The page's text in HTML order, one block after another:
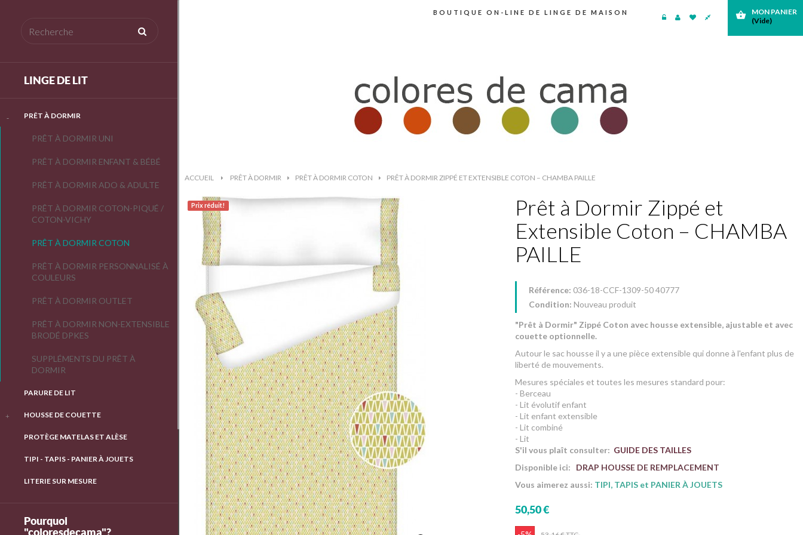
BOUTIQUE ON-LINE DE LINGE DE MAISON shopping_basket
MON PANIER
(Vide)
LINGE DE LIT
PRÊT À DORMIR
PRÊT À DORMIR UNI
PRÊT À DORMIR ENFANT & BÉBÉ
PRÊT À DORMIR ADO & ADULTE
PRÊT À DORMIR COTON-PIQUÉ /
COTON-VICHY
PRÊT À DORMIR COTON
PRÊT À DORMIR PERSONNALISÉ À
COULEURS
PRÊT À DORMIR OUTLET
PRÊT À DORMIR NON-EXTENSIBLE
BRODÉ DPKES
SUPPLÉMENTS DU PRÊT À
DORMIR
PARURE DE LIT
HOUSSE DE COUETTE
PROTÈGE MATELAS ET ALÈSE
TIPI - TAPIS - PANIER À JOUETS
LITERIE SUR MESURE
Pourquoi
"coloresdecama"?
ACCUEIL > PRÊT À DORMIR > PRÊT À DORMIR COTON > PRÊT À DORMIR ZIPPÉ ET EXTENSIBLE COTON – CHAMBA PAILLE
Prix ​​réduit!
Prêt à Dormir Zippé et
Extensible Coton – CHAMBA
PAILLE
Référence: 036-18-CCF-1309-50 40777
Condition: Nouveau produit
"Prêt à Dormir" Zippé Coton avec housse extensible, ajustable et avec
couette optionnelle.
Autour le sac housse il y a une pièce extensible qui donne à l'enfant plus de
liberté de mouvements.
Mesures spéciales et toutes les mesures standard pour:
- Berceau
- Lit évolutif enfant
- Lit enfant extensible
- Lit combiné
- Lit
S'il vous plaît consulter: GUIDE DES TAILLES
Disponible ici:
DRAP HOUSSE DE REMPLACEMENT
Vous aimerez aussi: TIPI, TAPIS et PANIER À JOUETS
50,50 €